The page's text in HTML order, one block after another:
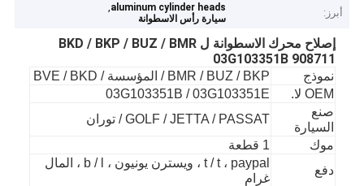
أبرز:
aluminum cylinder heads
,
سيارة رأس الاسطوانة
إصلاح محرك الاسطوانة ل BKD / BKP / BUZ / BMR
03G103351B 908711
نموذج
BMR / BUZ / BKP / المؤسسة / BVE / BKD
OEM لا.
03G103351B / 03G103351E
صنع
السيارة
GOLF / JETTA / PASSAT / توران
موك
1 قطعة
دفع
t / t ، paypal ، ويسترن يونيون ، b / l ، المال
غرام